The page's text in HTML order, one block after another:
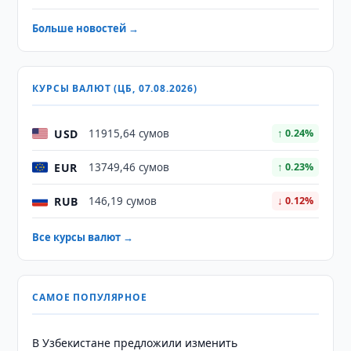
Больше новостей →
КУРСЫ ВАЛЮТ (ЦБ, 07.08.2026)
USD 11915,64 сумов ↑ 0.24%
EUR 13749,46 сумов ↑ 0.23%
RUB 146,19 сумов ↓ 0.12%
Все курсы валют →
САМОЕ ПОПУЛЯРНОЕ
В Узбекистане предложили изменить